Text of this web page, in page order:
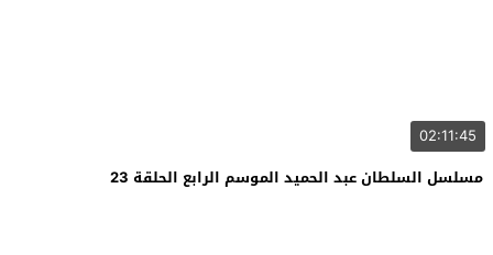
02:11:45
مسلسل السلطان عبد الحميد الموسم الرابع الحلقة 23